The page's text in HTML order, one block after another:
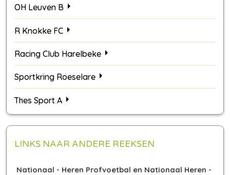
OH Leuven B
R Knokke FC
Racing Club Harelbeke
Sportkring Roeselare
Thes Sport A
LINKS NAAR ANDERE REEKSEN
Nationaal - Heren Profvoetbal en Nationaal Heren -